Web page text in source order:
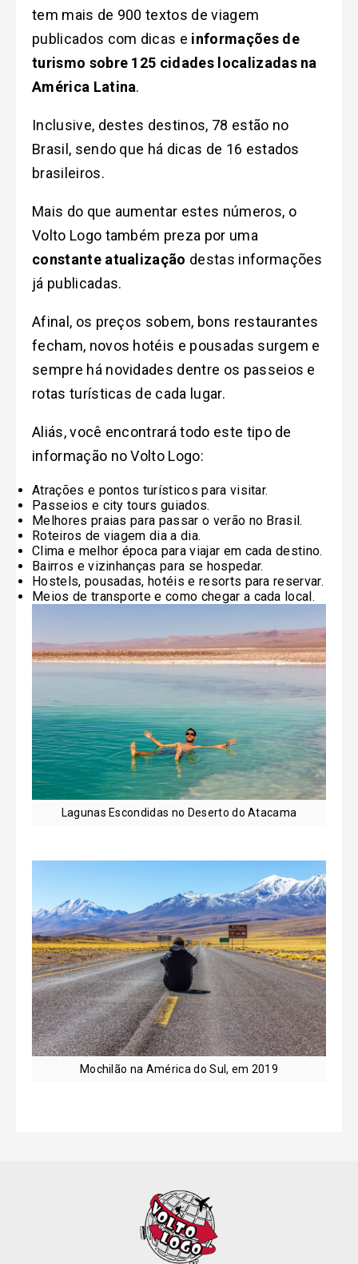
tem mais de 900 textos de viagem
publicados com dicas e informações de
turismo sobre 125 cidades localizadas na
América Latina.
Inclusive, destes destinos, 78 estão no
Brasil, sendo que há dicas de 16 estados
brasileiros.
Mais do que aumentar estes números, o
Volto Logo também preza por uma
constante atualização destas informações
já publicadas.
Afinal, os preços sobem, bons restaurantes
fecham, novos hotéis e pousadas surgem e
sempre há novidades dentre os passeios e
rotas turísticas de cada lugar.
Aliás, você encontrará todo este tipo de
informação no Volto Logo:
Atrações e pontos turísticos para visitar.
Passeios e city tours guiados.
Melhores praias para passar o verão no Brasil.
Roteiros de viagem dia a dia.
Clima e melhor época para viajar em cada destino.
Bairros e vizinhanças para se hospedar.
Hostels, pousadas, hotéis e resorts para reservar.
Meios de transporte e como chegar a cada local.
Lagunas Escondidas no Deserto do Atacama
Mochilão na América do Sul, em 2019